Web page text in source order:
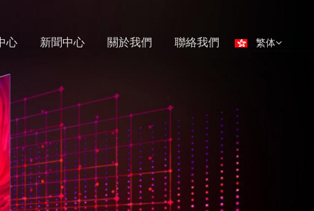
繁体
心 新聞中心 關於我們 聯絡我們